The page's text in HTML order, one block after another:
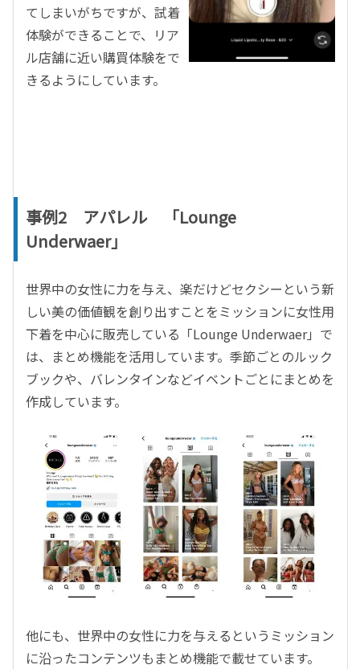
てしまいがちですが、試着
体験ができることで、リア
ル店舗に近い購買体験をで
きるようにしています。
事例2 アパレル 「Lounge
Underwaer」
世界中の女性に力を与え、楽だけどセクシーという新
しい美の価値観を創り出すことをミッションに女性用
下着を中心に販売している「Lounge Underwaer」で
は、まとめ機能を活用しています。季節ごとのルック
ブックや、バレンタインなどイベントごとにまとめを
作成しています。
他にも、世界中の女性に力を与えるというミッション
に沿ったコンテンツもまとめ機能で載せています。